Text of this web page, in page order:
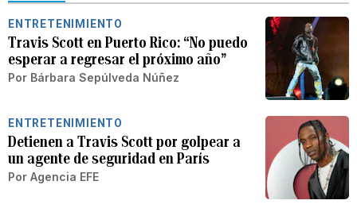
ENTRETENIMIENTO
Travis Scott en Puerto Rico: “No puedo
esperar a regresar el próximo año”
Por Bárbara Sepúlveda Núñez
ENTRETENIMIENTO
Detienen a Travis Scott por golpear a
un agente de seguridad en París
Por Agencia EFE